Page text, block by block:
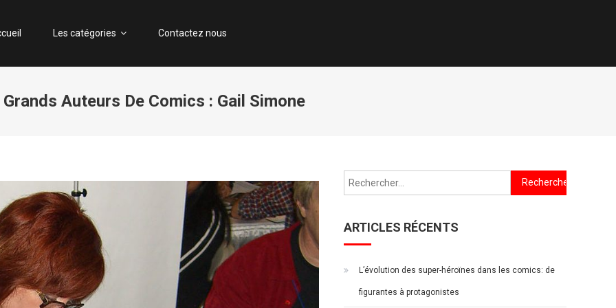
ITRADE.COM
Les catégories Contactez nous
Grands Auteurs De Comics : Gail Simone
Rechercher :
ARTICLES RÉCENTS
L’évolution des super-héroïnes dans les comics: de
figurantes à protagonistes